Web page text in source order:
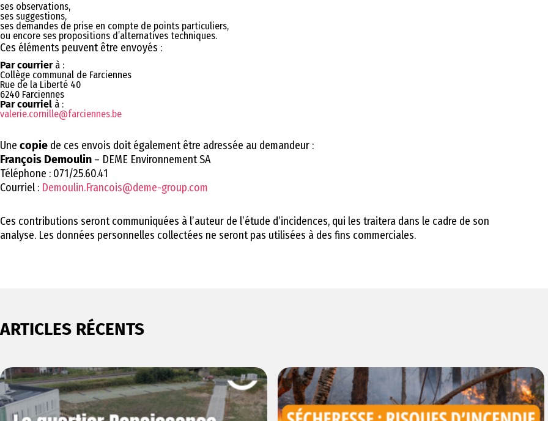
ses observations,
ses suggestions,
ses demandes de prise en compte de points particuliers,
ou encore ses propositions d’alternatives techniques.
Ces éléments peuvent être envoyés :
Par courrierà :
Collège communal de Farciennes
Rue de la Liberté 40
6240 Farciennes
Par courriel à :
valerie.cornille@farciennes.be
Une copie de ces envois doit également être adressée au demandeur :
François Demoulin – DEME Environnement SA
Téléphone : 071/25.60.41
Courriel : Demoulin.Francois@deme-group.com
Ces contributions seront communiquées à l’auteur de l’étude d’incidences, qui les traitera dans le cadre de son
analyse. Les données personnelles collectées ne seront pas utilisées à des fins commerciales.
ARTICLES RÉCENTS